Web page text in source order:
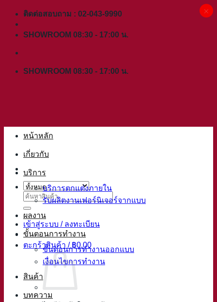
ข้าม
ติดต่อสอบถาม : 02-043-9990
SHOWROOM 08:30 - 17:00 น.
SHOWROOM 08:30 - 17:00 น.
ค้นหา:
เข้าสู่ระบบ / ลงทะเบียน
ตะกร้าสินค้า / ฿0.00
หน้าหลัก
เกี่ยวกับ
บริการ
บริการตกแต่งภายใน
รับผลิตงานเฟอร์นิเจอร์จากแบบ
ผลงาน
ขั้นตอนการทำงาน
ขั้นตอนการทำงานออกแบบ
เงื่อนไขการทำงาน
สินค้า
บทความ
×